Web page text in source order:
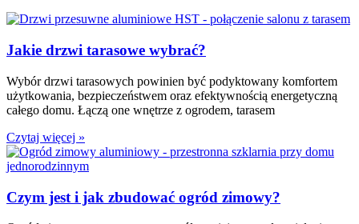
Jakie drzwi tarasowe wybrać?
Wybór drzwi tarasowych powinien być podyktowany komfortem
użytkowania, bezpieczeństwem oraz efektywnością energetyczną
całego domu. Łączą one wnętrze z ogrodem, tarasem
Czytaj więcej »
Czym jest i jak zbudować ogród zimowy?